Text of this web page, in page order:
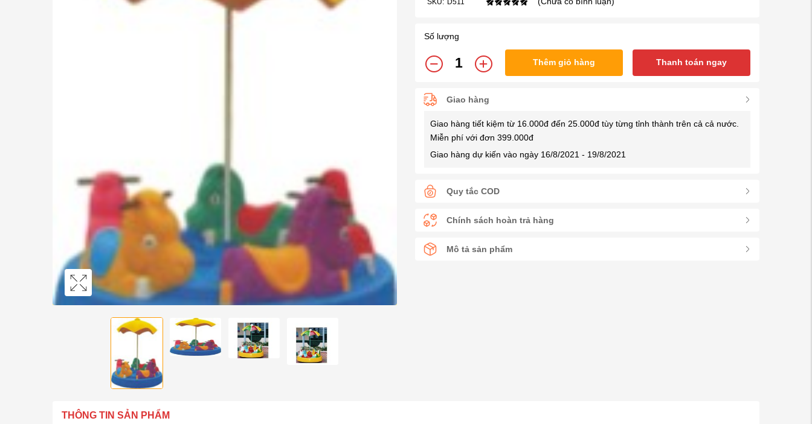
Số lượng
Thêm giỏ hàng Thanh toán ngay
Giao hàng
Giao hàng tiết kiệm từ 16.000đ đến 25.000đ tùy từng tỉnh thành trên cả cả nước.
Miễn phí với đơn 399.000đ
Giao hàng dự kiến vào ngày 16/8/2021 - 19/8/2021
Quy tắc COD
Chính sách hoàn trả hàng
Mô tả sản phẩm
THÔNG TIN SẢN PHẨM